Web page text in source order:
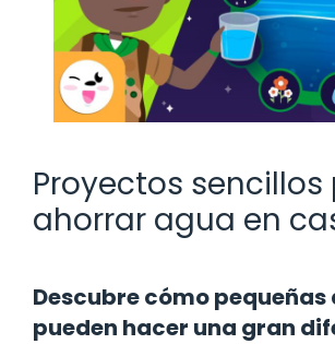
Proyectos sencillos
ahorrar agua en
Descubre cómo
pueden hacer una gran